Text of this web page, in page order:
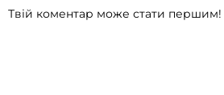
Твій коментар може стати першим!